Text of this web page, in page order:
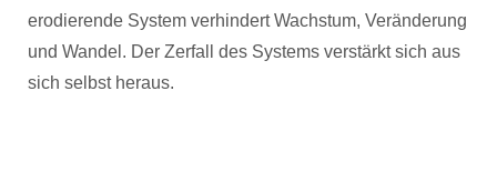
erodierende System verhindert Wachstum, Veränderung
und Wandel. Der Zerfall des Systems verstärkt sich aus
sich selbst heraus.